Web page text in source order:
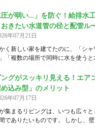
圧が弱い…」を防ぐ！給排水
おきたい水道管の径と配管ル
年07月21日
く新しい家を建てたのに、「シャ
「複数の場所で同時に水を使うと
ングがスッキリ見える！エア
め込み型」のメリット
年07月17日
集まるリビングは、いつも広々
でありたいものです。 しかし、